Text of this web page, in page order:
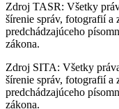
Zdroj TASR: Všetky
šírenie správ, fotografií a
predchádzajúceho
zákona.
Zdroj SITA: Všetky
šírenie správ, fotografií a
predchádzajúceho
zákona.